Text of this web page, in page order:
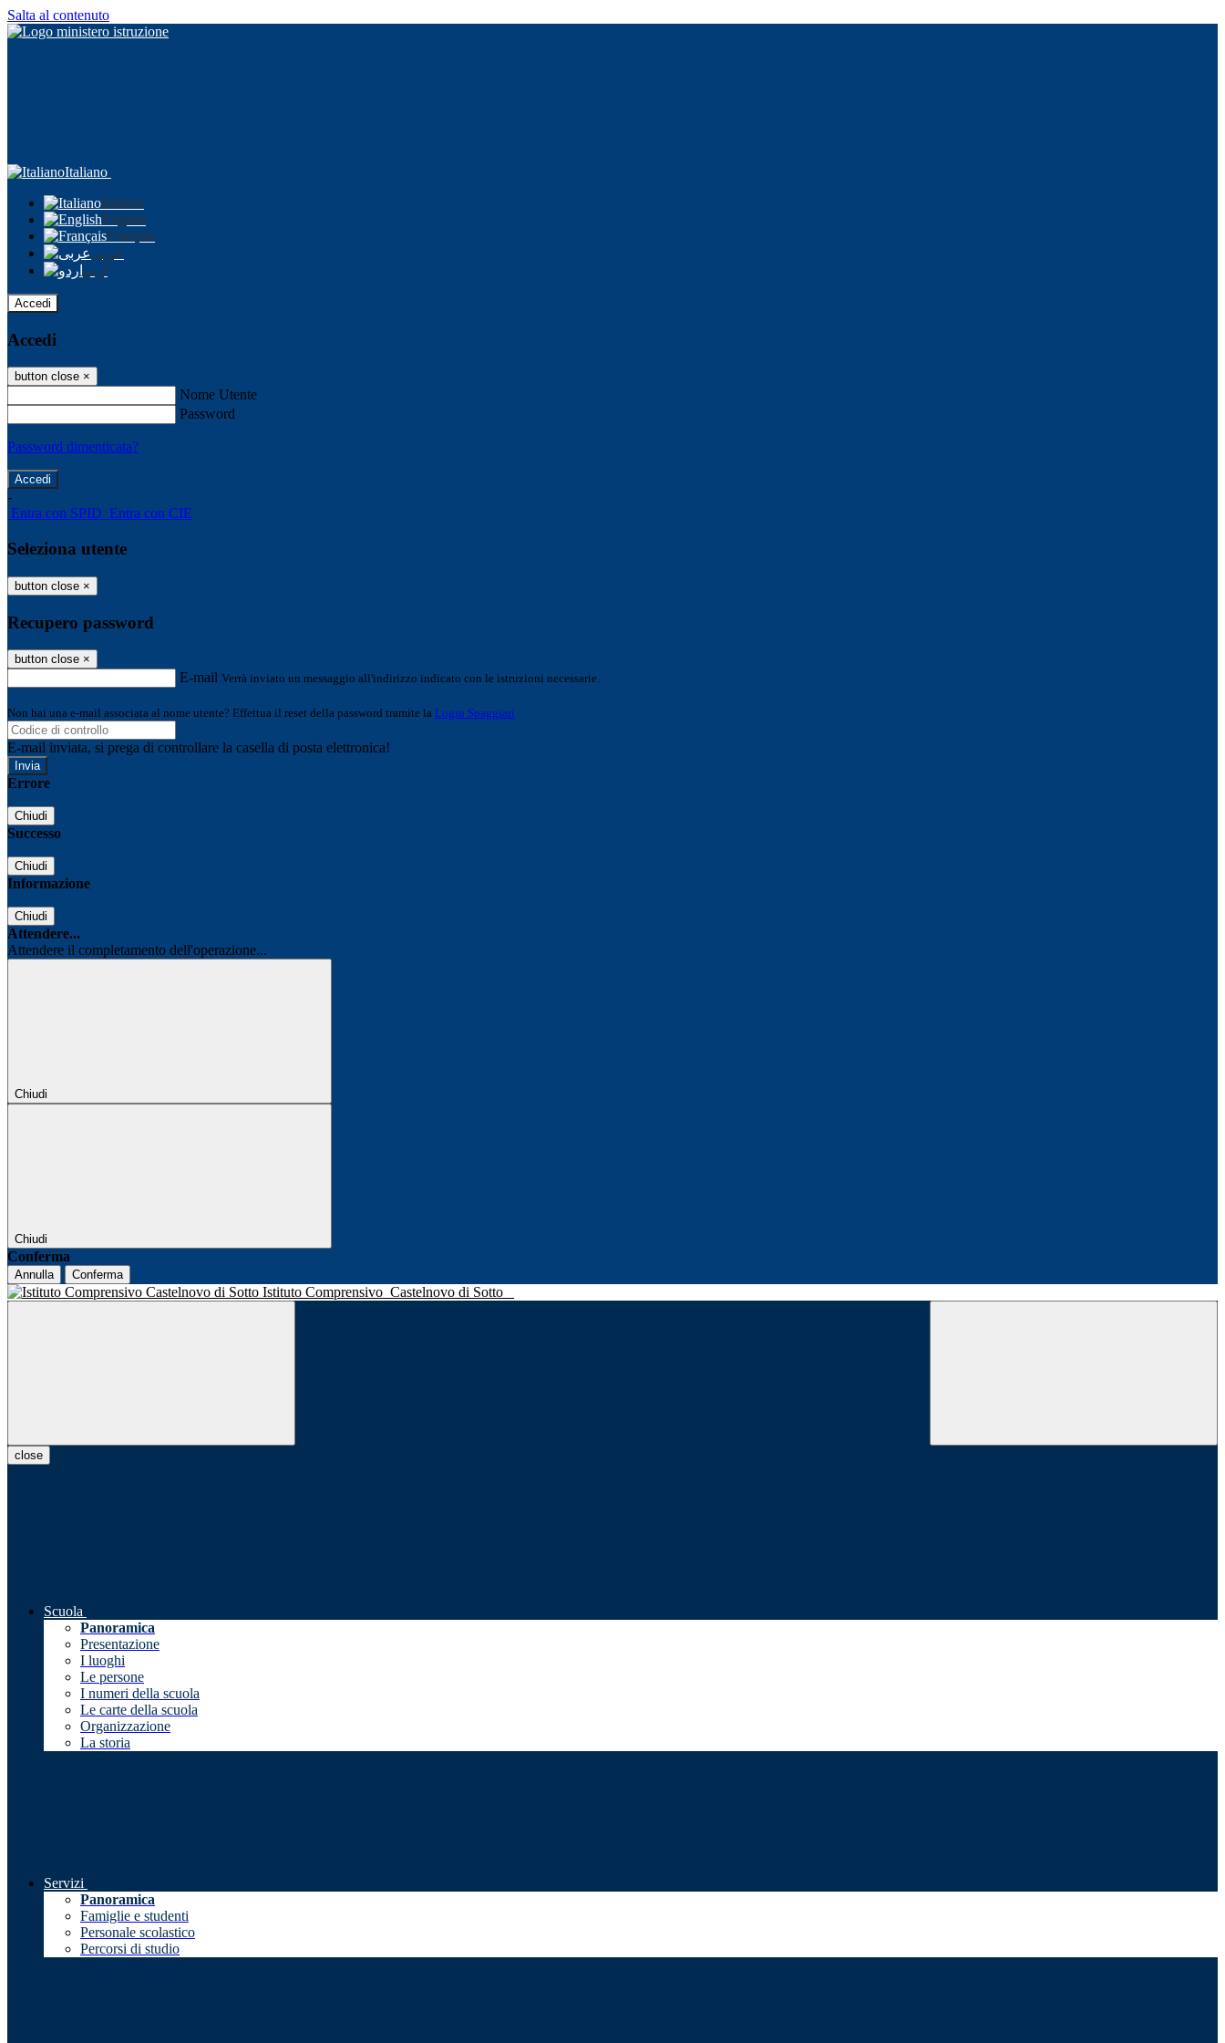
Salta al contenuto
Italiano
Italiano
English
Français
عربى
اردو
Accedi
Accedi
button close ×
Nome Utente
Password
Password dimenticata?
-
Entra con SPID Entra con CIE
Seleziona utente
button close ×
Recupero password
button close ×
E-mail Verrà inviato un messaggio all'indirizzo indicato con le istruzioni necessarie.
Non hai una e-mail associata al nome utente? Effettua il reset della password tramite la Login Spaggiari
E-mail inviata, si prega di controllare la casella di posta elettronica!
Errore
Chiudi
Successo
Chiudi
Informazione
Chiudi
Attendere...
Attendere il completamento dell'operazione...
Chiudi
Chiudi
Conferma
Annulla Conferma
Istituto Comprensivo Castelnovo di Sotto
close
Scuola
Panoramica
Presentazione
I luoghi
Le persone
I numeri della scuola
Le carte della scuola
Organizzazione
La storia
Servizi
Panoramica
Famiglie e studenti
Personale scolastico
Percorsi di studio